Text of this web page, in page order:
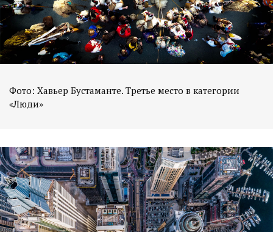
Фото: Хавьер Бустаманте. Третье место в категории
«Люди»